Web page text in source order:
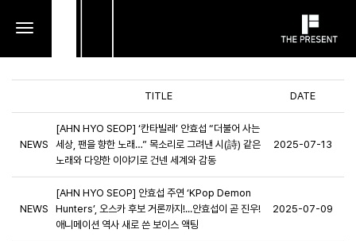
toggle
TITLE DATE
NEWS
[AHN HYO SEOP] ‘칸타빌레’ 안효섭 “더불어 사는
세상, 팬을 향한 노래…” 목소리로 그려낸 시(詩) 같은
노래와 다양한 이야기로 건넨 세계와 감동
2025-07-13
NEWS
[AHN HYO SEOP] 안효섭 주연 ‘KPop Demon
Hunters’, 오스카 후보 거론까지!...안효섭이 곧 진우!
애니메이션 역사 새로 쓴 보이스 액팅
2025-07-09